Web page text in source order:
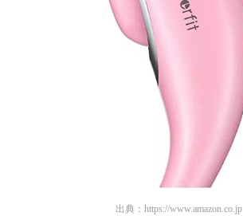
出典： https://www.amazon.co.jp